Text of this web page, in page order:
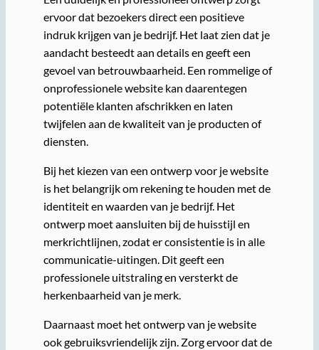
ervoor dat bezoekers direct een positieve
indruk krijgen van je bedrijf. Het laat zien dat je
aandacht besteedt aan details en geeft een
gevoel van betrouwbaarheid. Een rommelige of
onprofessionele website kan daarentegen
potentiële klanten afschrikken en laten
twijfelen aan de kwaliteit van je producten of
diensten.
Bij het kiezen van een ontwerp voor je website
is het belangrijk om rekening te houden met de
identiteit en waarden van je bedrijf. Het
ontwerp moet aansluiten bij de huisstijl en
merkrichtlijnen, zodat er consistentie is in alle
communicatie-uitingen. Dit geeft een
professionele uitstraling en versterkt de
herkenbaarheid van je merk.
Daarnaast moet het ontwerp van je website
ook gebruiksvriendelijk zijn. Zorg ervoor dat de